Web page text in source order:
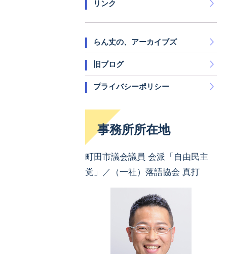
リンク
らん丈の、アーカイブズ
旧ブログ
プライバシーポリシー
事務所所在地
町田市議会議員 会派「自由民主
党」／（一社）落語協会 真打